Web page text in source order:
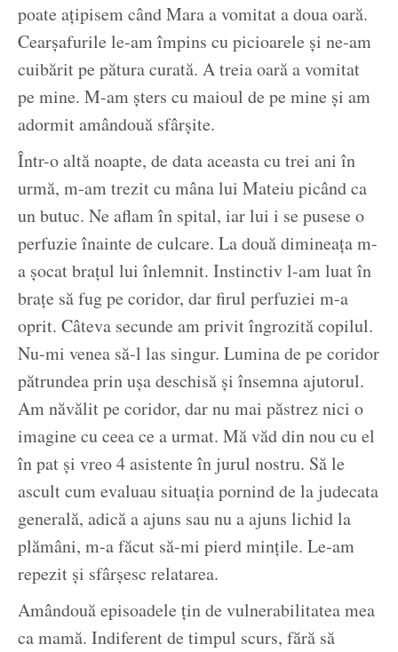
poate ațipisem când Mara a vomitat a doua oară.
Cearșafurile le-am împins cu picioarele și ne-am
cuibărit pe pătura curată. A treia oară a vomitat
pe mine. M-am șters cu maioul de pe mine și am
adormit amândouă sfârșite.
Într-o altă noapte, de data aceasta cu trei ani în
urmă, m-am trezit cu mâna lui Mateiu picând ca
un butuc. Ne aflam în spital, iar lui i se pusese o
perfuzie înainte de culcare. La două dimineața m-
a șocat brațul lui înlemnit. Instinctiv l-am luat în
brațe să fug pe coridor, dar firul perfuziei m-a
oprit. Câteva secunde am privit îngrozită copilul.
Nu-mi venea să-l las singur. Lumina de pe coridor
pătrundea prin ușa deschisă și însemna ajutorul.
Am năvălit pe coridor, dar nu mai păstrez nici o
imagine cu ceea ce a urmat. Mă văd din nou cu el
în pat și vreo 4 asistente în jurul nostru. Să le
ascult cum evaluau situația pornind de la judecata
generală, adică a ajuns sau nu a ajuns lichid la
plămâni, m-a făcut să-mi pierd mințile. Le-am
repezit și sfârșesc relatarea.
Amândouă episoadele țin de vulnerabilitatea mea
ca mamă. Indiferent de timpul scurs, fără să